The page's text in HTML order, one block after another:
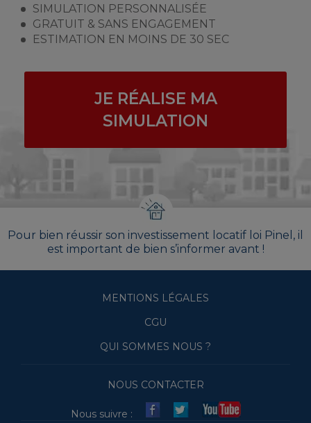
SIMULATION PERSONNALISÉE
GRATUIT & SANS ENGAGEMENT
ESTIMATION EN MOINS DE 30 SEC
JE RÉALISE MA
SIMULATION
Pour bien réussir son investissement locatif loi Pinel, il
est important de bien s’informer avant !
MENTIONS LÉGALES
CGU
QUI SOMMES NOUS ?
NOUS CONTACTER
Nous suivre :